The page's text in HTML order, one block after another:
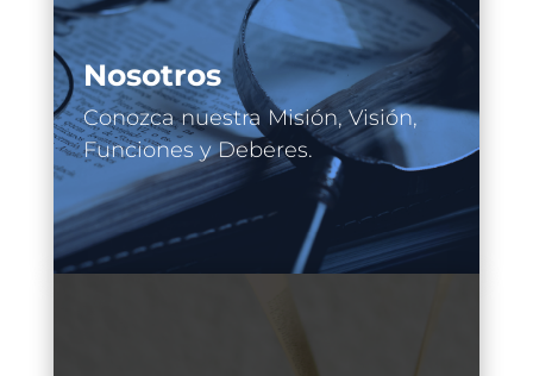
Nosotros
Conozca nuestra Misión, Visión,
Funciones y Deberes.